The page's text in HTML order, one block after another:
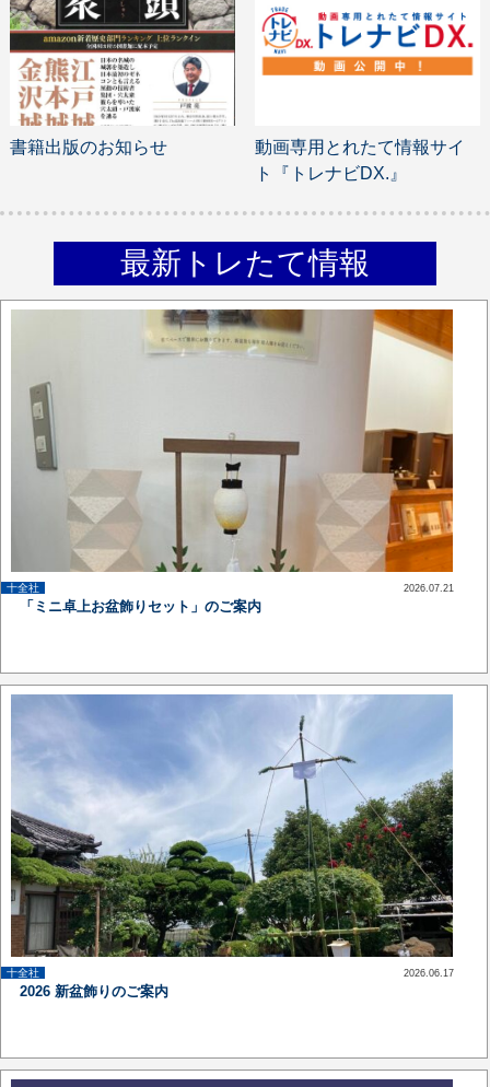
書籍出版のお知らせ
動画専用とれたて情報サイ
ト『トレナビDX.』
最新トレたて情報
十全社
2026.07.21
「ミニ卓上お盆飾りセット」のご案内
十全社
2026.06.17
2026 新盆飾りのご案内